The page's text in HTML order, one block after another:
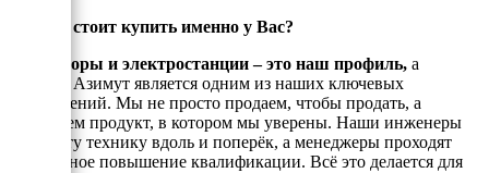
Почему стоит купить именно у Вас?
Генераторы и электростанции – это наш профиль, а
техника Азимут является одним из наших ключевых
направлений. Мы не просто продаем, чтобы продать, а
реализуем продукт, в котором мы уверены. Наши инженеры
знают эту технику вдоль и поперёк, а менеджеры проходят
постоянное повышение квалификации. Всё это делается для